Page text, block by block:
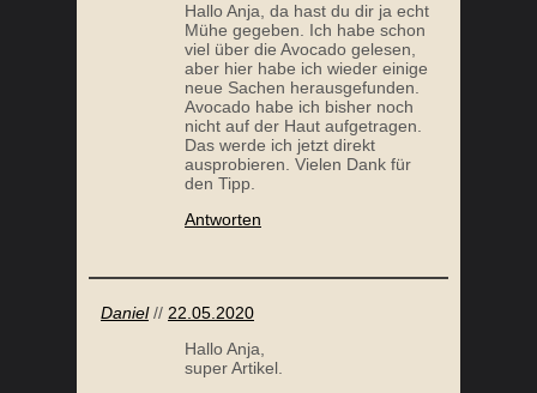
CHOLESTERIN SENKEN MIT DER PALEO
ERNÄHRUNG
Hallo Anja, da hast du dir ja echt
Mühe gegeben. Ich habe schon
viel über die Avocado gelesen,
aber hier habe ich wieder einige
neue Sachen herausgefunden.
Avocado habe ich bisher noch
nicht auf der Haut aufgetragen.
Das werde ich jetzt direkt
ausprobieren. Vielen Dank für
den Tipp.
Antworten
Daniel// 22.05.2020
Hallo Anja,
super Artikel.